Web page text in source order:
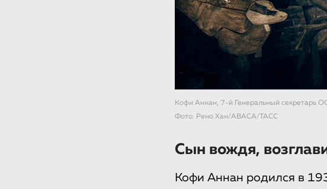
Кофи Аннан, 7-й Генеральный секретарь
Фото: Рено Хан/ABACA/ТАСС
Сын вождя,
Кофи Аннан родился в